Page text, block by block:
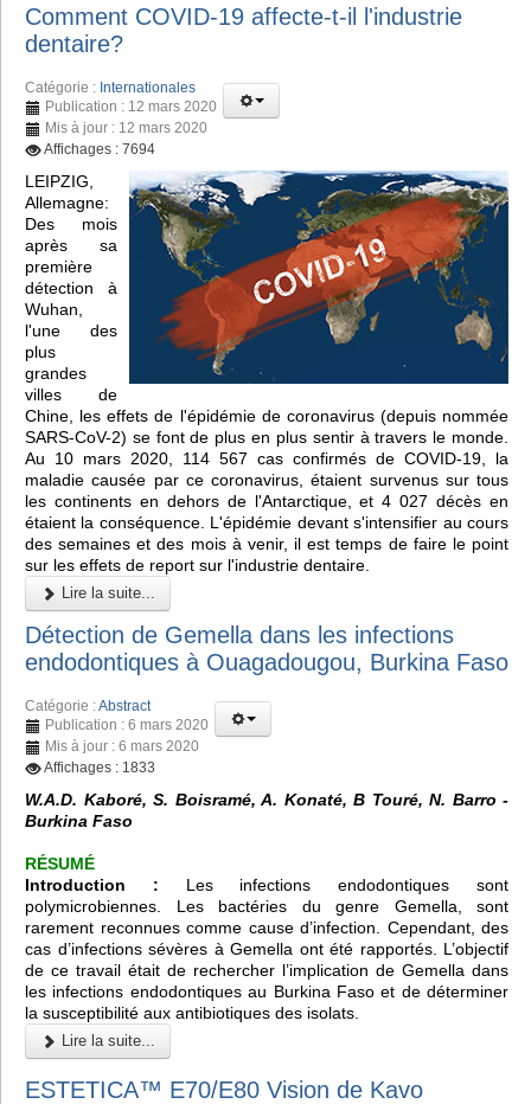
Comment COVID-19 affecte-t-il l'industrie
dentaire?
Catégorie : Internationales
Publication : 12 mars 2020
Mis à jour : 12 mars 2020
Affichages : 7694
LEIPZIG,
Allemagne:
Des mois
après sa
première
détection à
Wuhan,
l'une des
plus
grandes
villes de
Chine, les effets de l'épidémie de coronavirus (depuis nommée
SARS-CoV-2) se font de plus en plus sentir à travers le monde.
Au 10 mars 2020, 114 567 cas confirmés de COVID-19, la
maladie causée par ce coronavirus, étaient survenus sur tous
les continents en dehors de l'Antarctique, et 4 027 décès en
étaient la conséquence. L'épidémie devant s'intensifier au cours
des semaines et des mois à venir, il est temps de faire le point
sur les effets de report sur l'industrie dentaire.
Lire la suite...
Détection de Gemella dans les infections
endodontiques à Ouagadougou, Burkina Faso
Catégorie :Abstract
Publication : 6 mars 2020
Mis à jour : 6 mars 2020
Affichages : 1833
W.A.D. Kaboré, S. Boisramé, A. Konaté, B Touré, N. Barro -
Burkina Faso
RÉSUMÉ
Introduction : Les infections endodontiques sont
polymicrobiennes. Les bactéries du genre Gemella, sont
rarement reconnues comme cause d’infection. Cependant, des
cas d’infections sévères à Gemella ont été rapportés. L’objectif
de ce travail était de rechercher l’implication de Gemella dans
les infections endodontiques au Burkina Faso et de déterminer
la susceptibilité aux antibiotiques des isolats.
Lire la suite...
ESTETICA™️ E70/E80 Vision de Kavo